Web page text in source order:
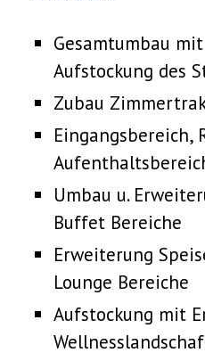
Gesamtumbau
Aufstockung des
Zubau
Eingangsbereich,
Umbau u.
Buffet Bereiche
Erweiterung
Lounge Bereiche
Aufstockung mit